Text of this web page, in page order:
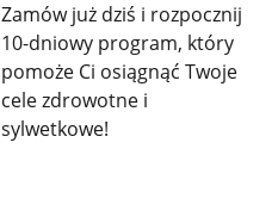
Zamów już dziś i rozpocznij
10-dniowy program, który
pomoże Ci osiągnąć Twoje
cele zdrowotne i
sylwetkowe!